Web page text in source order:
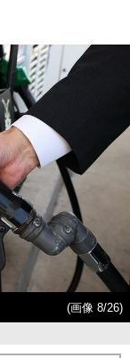
(画像 8/26)